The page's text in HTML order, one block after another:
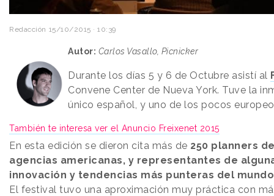
Redacción 15/10/2015 · 10:39
Autor: Carlos Vasallo, Picnicker
Durante los días 5 y 6 de Octubre asistí al
Convene Center de Nueva York. Tuve la
único español, y uno de los pocos
También te interesa ver el Anuncio Freixenet 2015
En esta edición se dieron cita más de 250 planners
agencias americanas, y representantes de
innovación y tendencias más punteras del
El festival tuvo una aproximación muy práctica con